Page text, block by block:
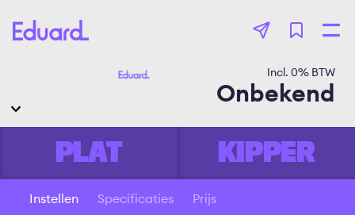
en
gaan
PLAT KIPPER
Instellen Specificaties Prijs
Incl.0% BTW
Onbekend